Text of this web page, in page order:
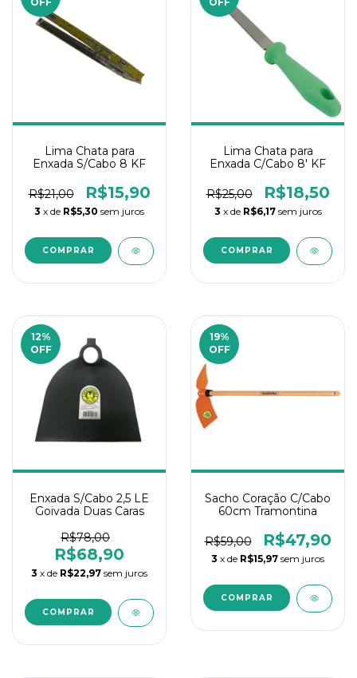
Lima Chata para
Enxada S/Cabo 8 KF
R$21,00 R$15,90
3 x de R$5,30 sem juros
Lima Chata para
Enxada C/Cabo 8' KF
R$25,00 R$18,50
3 x de R$6,17 sem juros
12%
OFF
Enxada S/Cabo 2,5 LE
Goivada Duas Caras
R$78,00
R$68,90
3 x de R$22,97 sem juros
19%
OFF
Sacho Coração C/Cabo
60cm Tramontina
R$59,00 R$47,90
3 x de R$15,97 sem juros